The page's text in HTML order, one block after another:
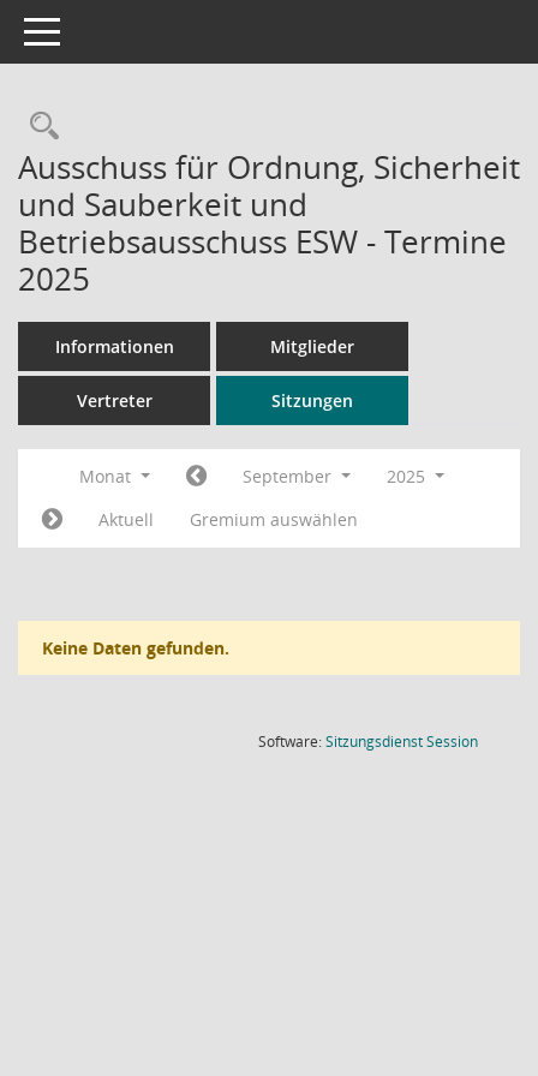
Toggle navigation
Rechercheauswahl
Ausschuss für Ordnung, Sicherheit
und Sauberkeit und
Betriebsausschuss ESW - Termine
2025
Informationen Mitglieder
Vertreter Sitzungen
Monat September
2025
Aktuell
Gremium auswählen
Keine Daten gefunden.
Software:SitzungsdienstSession(Wird in